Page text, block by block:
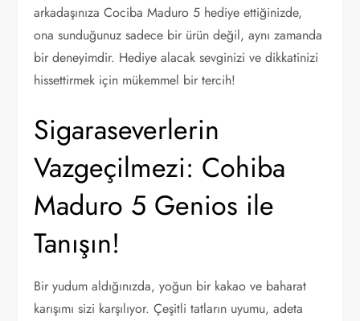
arkadaşınıza Cociba Maduro 5 hediye ettiğinizde,
ona sunduğunuz sadece bir ürün değil, aynı zamanda
bir deneyimdir. Hediye alacak sevginizi ve dikkatinizi
hissettirmek için mükemmel bir tercih!
Sigaraseverlerin
Vazgeçilmezi: Cohiba
Maduro 5 Genios ile
Tanışın!
Bir yudum aldığınızda, yoğun bir kakao ve baharat
karışımı sizi karşılıyor. Çeşitli tatların uyumu, adeta